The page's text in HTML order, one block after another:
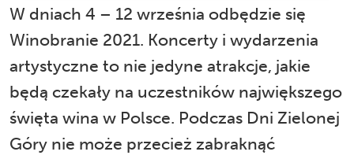
W dniach 4 – 12 września odbędzie się
Winobranie 2021. Koncerty i wydarzenia
artystyczne to nie jedyne atrakcje, jakie
będą czekały na uczestników największego
święta wina w Polsce. Podczas Dni Zielonej
Góry nie może przecież zabraknąć